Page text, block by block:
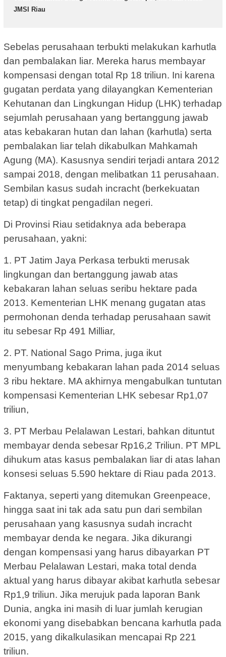
JMSI Riau
Sebelas perusahaan terbukti melakukan karhutla
dan pembalakan liar. Mereka harus membayar
kompensasi dengan total Rp 18 triliun. Ini karena
gugatan perdata yang dilayangkan Kementerian
Kehutanan dan Lingkungan Hidup (LHK) terhadap
sejumlah perusahaan yang bertanggung jawab
atas kebakaran hutan dan lahan (karhutla) serta
pembalakan liar telah dikabulkan Mahkamah
Agung (MA). Kasusnya sendiri terjadi antara 2012
sampai 2018, dengan melibatkan 11 perusahaan.
Sembilan kasus sudah incracht (berkekuatan
tetap) di tingkat pengadilan negeri.
Di Provinsi Riau setidaknya ada beberapa
perusahaan, yakni:
1. PT Jatim Jaya Perkasa terbukti merusak
lingkungan dan bertanggung jawab atas
kebakaran lahan seluas seribu hektare pada
2013. Kementerian LHK menang gugatan atas
permohonan denda terhadap perusahaan sawit
itu sebesar Rp 491 Milliar,
2. PT. National Sago Prima, juga ikut
menyumbang kebakaran lahan pada 2014 seluas
3 ribu hektare. MA akhirnya mengabulkan tuntutan
kompensasi Kementerian LHK sebesar Rp1,07
triliun,
3. PT Merbau Pelalawan Lestari, bahkan dituntut
membayar denda sebesar Rp16,2 Triliun. PT MPL
dihukum atas kasus pembalakan liar di atas lahan
konsesi seluas 5.590 hektare di Riau pada 2013.
Faktanya, seperti yang ditemukan Greenpeace,
hingga saat ini tak ada satu pun dari sembilan
perusahaan yang kasusnya sudah incracht
membayar denda ke negara. Jika dikurangi
dengan kompensasi yang harus dibayarkan PT
Merbau Pelalawan Lestari, maka total denda
aktual yang harus dibayar akibat karhutla sebesar
Rp1,9 triliun. Jika merujuk pada laporan Bank
Dunia, angka ini masih di luar jumlah kerugian
ekonomi yang disebabkan bencana karhutla pada
2015, yang dikalkulasikan mencapai Rp 221
triliun.